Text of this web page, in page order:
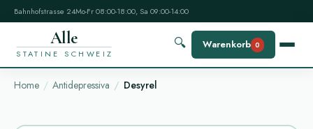
Bahnhofstrasse 24Mo-Fr 08:00-18:00, Sa 09:00-14:00
Alle
STATINE SCHWEIZ
🔍 Warenkorb 0
Home Antidepressiva Desyrel